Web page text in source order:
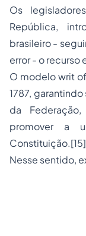
Os
República,
brasileiro -
error- o recurso
O modelowrit
1787,
da
promover a
Constituição.[15]
Nesse sentido,